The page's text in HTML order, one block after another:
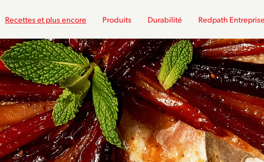
Recettes et plus encore Produits Durabilité Redpath